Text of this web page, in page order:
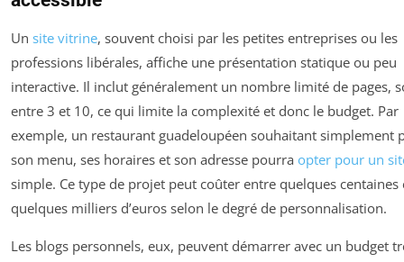
Un site vitrine, souvent choisi par les petites entreprises ou les
professions libérales, affiche une présentation statique ou peu
interactive. Il inclut généralement un nombre limité de pages,
entre 3 et 10, ce qui limite la complexité et donc le budget. Par
exemple, un restaurant guadeloupéen souhaitant simplement
son menu, ses horaires et son adresse pourra opter pour un
simple. Ce type de projet peut coûter entre quelques centaines
quelques milliers d’euros selon le degré de personnalisation.
Les blogs personnels, eux, peuvent démarrer avec un budget